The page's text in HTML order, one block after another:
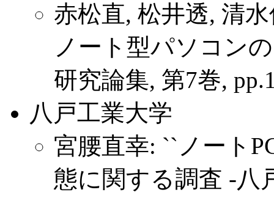
赤松直, 松井透, 清
ノート型パソコン
研究論集, 第7巻,
八戸工業大学
宮腰直幸: ``ノート
態に関する調査 -八